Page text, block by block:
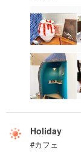
Holiday
#カフェ